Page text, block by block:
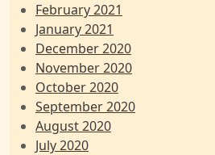
February 2021
January 2021
December 2020
November 2020
October 2020
September 2020
August 2020
July 2020